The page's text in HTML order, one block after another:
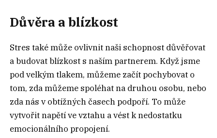
Důvěra a blízkost
Stres také může ovlivnit naši schopnost důvěřovat
a budovat blízkost s naším partnerem. Když jsme
pod velkým tlakem, můžeme začít pochybovat o
tom, zda můžeme spoléhat na druhou osobu, nebo
zda nás v obtížných časech podpoří. To může
vytvořit napětí ve vztahu a vést k nedostatku
emocionálního propojení.